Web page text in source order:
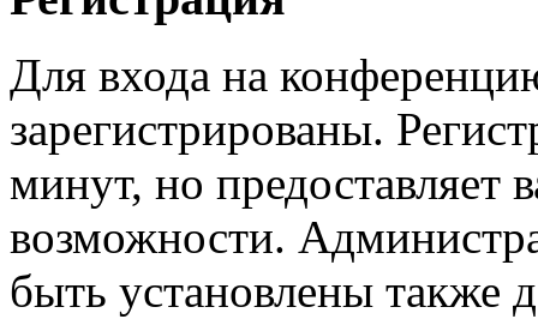
Для входа на
зарегистрированы.
минут, но предоставляет
возможности.
быть установлены также